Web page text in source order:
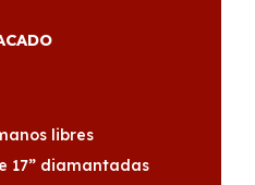
libres
17” diamantadas